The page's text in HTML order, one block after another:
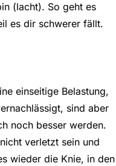
(lacht). So geht es
es dir schwerer fällt.
einseitige Belastung,
sind aber
noch besser werden.
verletzt sein und
wieder die Knie, in den